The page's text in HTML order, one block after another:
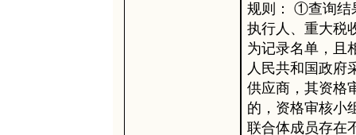
规则： ①查询结
执行人、重大税
为记录名单，且
人民共和国政府
供应商，其资格
的，资格审核小
联合体成员存在